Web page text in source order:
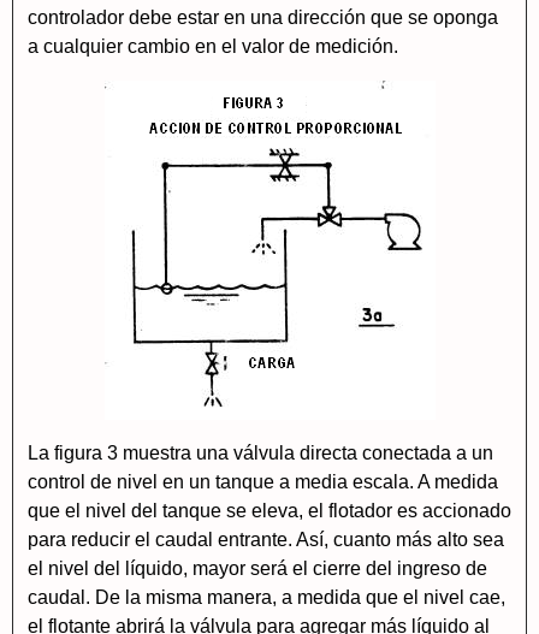
controlador debe estar en una dirección que se oponga
a cualquier cambio en el valor de medición.
La figura 3 muestra una válvula directa conectada a un
control de nivel en un tanque a media escala. A medida
que el nivel del tanque se eleva, el flotador es accionado
para reducir el caudal entrante. Así, cuanto más alto sea
el nivel del líquido, mayor será el cierre del ingreso de
caudal. De la misma manera, a medida que el nivel cae,
el flotante abrirá la válvula para agregar más líquido al